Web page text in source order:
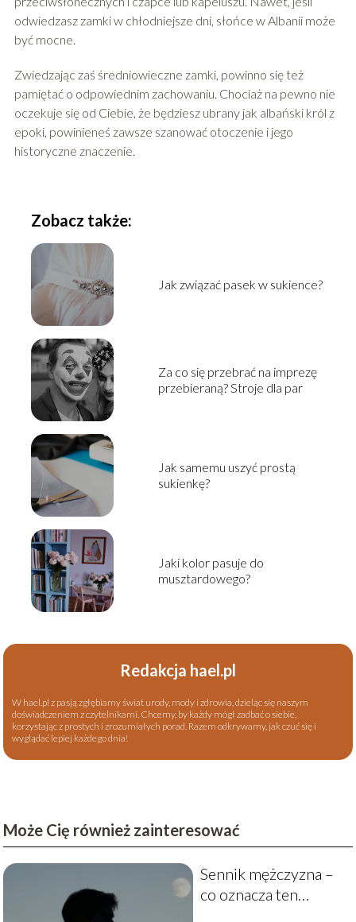
odwiedzasz zamki w chłodniejsze dni, słońce w Albanii może
być mocne.
Zwiedzając zaś średniowieczne zamki, powinno się też
pamiętać o odpowiednim zachowaniu. Chociaż na pewno nie
oczekuje się od Ciebie, że będziesz ubrany jak albański król z
epoki, powinieneś zawsze szanować otoczenie i jego
historyczne znaczenie.
Zobacz także:
Jak związać pasek w sukience?
Za co się przebrać na imprezę
przebieraną? Stroje dla par
Jak samemu uszyć prostą
sukienkę?
Jaki kolor pasuje do
musztardowego?
Redakcja hael.pl
W hael.pl z pasją zgłębiamy świat urody, mody i zdrowia, dzieląc się naszym
doświadczeniem z czytelnikami. Chcemy, by każdy mógł zadbać o siebie,
korzystając z prostych i zrozumiałych porad. Razem odkrywamy, jak czuć się i
wyglądać lepiej każdego dnia!
Może Cię również zainteresować
Sennik mężczyzna –
co oznacza ten